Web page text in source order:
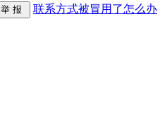
联系方式被冒用了怎么办